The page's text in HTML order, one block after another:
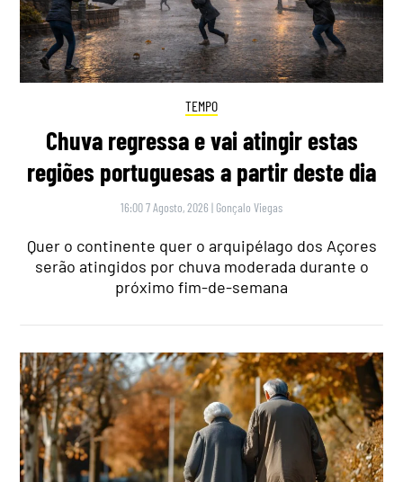
TEMPO
Chuva regressa e vai atingir estas
regiões portuguesas a partir deste dia
16:00 7 Agosto, 2026 | Gonçalo Viegas
Quer o continente quer o arquipélago dos Açores
serão atingidos por chuva moderada durante o
próximo fim-de-semana